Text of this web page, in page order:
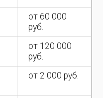
от 60 000
руб.
от 120 000
руб.
от 2 000 руб.